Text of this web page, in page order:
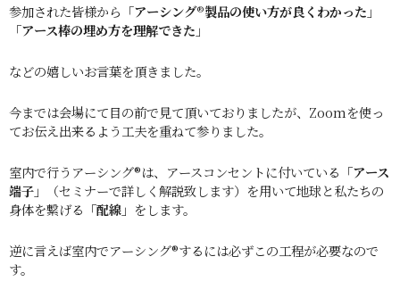
参加された皆様から「アーシング®︎製品の使い方が良くわかった」
「アース棒の埋め方を理解できた」
などの嬉しいお言葉を頂きました。
今までは会場にて目の前で見て頂いておりましたが、Zoomを使っ
てお伝え出来るよう工夫を重ねて参りました。
室内で行うアーシング®︎は、アースコンセントに付いている 「アース
端子」
（セミナーで詳しく解説致します）を用いて地球と私たちの
身体を繋げる 「配線」 をします。
逆に言えば室内でアーシング®︎するには必ずこの工程が必要なので
す。